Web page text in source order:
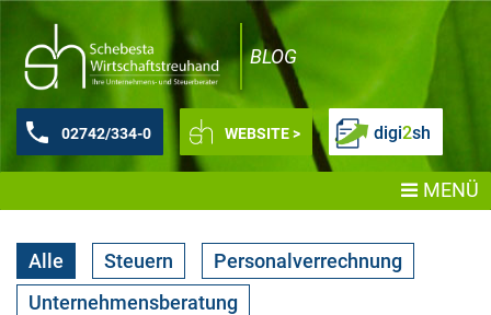
BLOG
02742/334-0 WEBSITE > digi2sh
MENÜ
Alle Steuern
Personalverrechnung
Unternehmensberatung